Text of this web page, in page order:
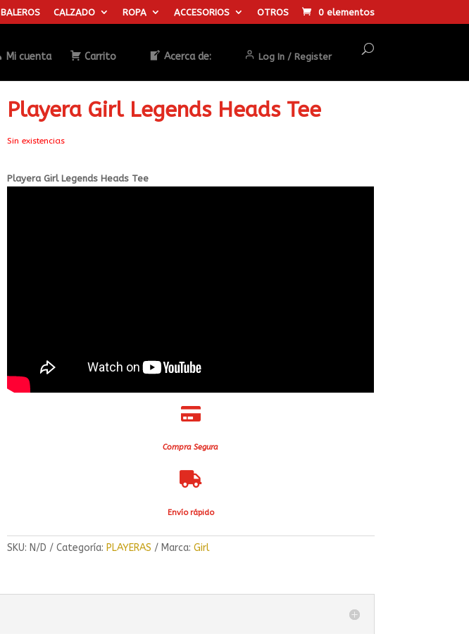
BALEROS CALZADO ROPA ACCESORIOS OTROS 0 elementos
Mi cuenta Carrito Acerca de: Log In / Register
Búsqueda
Playera Girl Legends Heads Tee
Sin existencias
Playera Girl Legends Heads Tee

Compra Segura

Envío rápido
SKU: N/D Categoría: PLAYERAS Marca:Girl